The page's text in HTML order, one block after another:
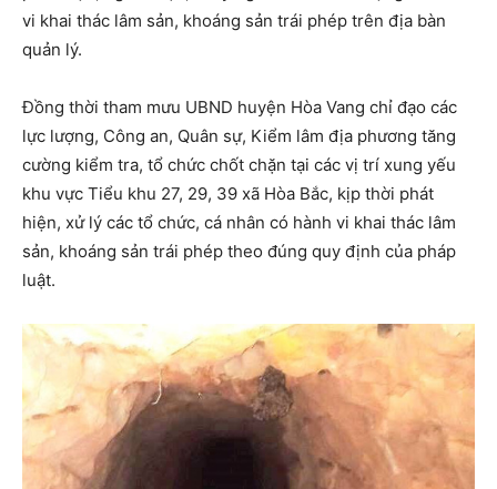
vi khai thác lâm sản, khoáng sản trái phép trên địa bàn
quản lý.
Đồng thời tham mưu UBND huyện Hòa Vang chỉ đạo các
lực lượng, Công an, Quân sự, Kiểm lâm địa phương tăng
cường kiểm tra, tổ chức chốt chặn tại các vị trí xung yếu
khu vực Tiểu khu 27, 29, 39 xã Hòa Bắc, kịp thời phát
hiện, xử lý các tổ chức, cá nhân có hành vi khai thác lâm
sản, khoáng sản trái phép theo đúng quy định của pháp
luật.